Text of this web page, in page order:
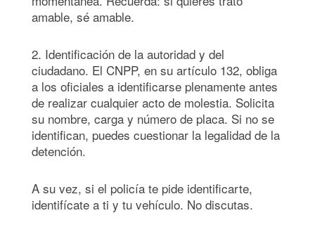
amable, sé amable.
2. Identificación de la autoridad y del
ciudadano. El CNPP, en su artículo 132, obliga
a los oficiales a identificarse plenamente antes
de realizar cualquier acto de molestia. Solicita
su nombre, carga y número de placa. Si no se
identifican, puedes cuestionar la legalidad de la
detención.
A su vez, si el policía te pide identificarte,
identifícate a ti y tu vehículo. No discutas.